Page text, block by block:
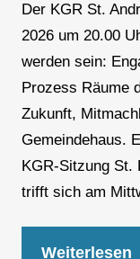
Der KGR St.
2026 um 20.00
werden sein:
Prozess Räume
Zukunft,
Gemeindehaus.
KGR-Sitzung St.
trifft sich am
Weiterlesen